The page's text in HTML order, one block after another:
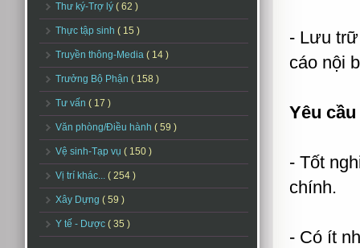
Thư ký-Trợ lý ( 62 )
Thực tập sinh ( 15 )
Truyền thông-Media ( 14 )
Trưởng Bộ Phận ( 158 )
Tư vấn ( 17 )
Văn phòng/Điều hành ( 59 )
Vệ sinh-Tạp vụ ( 150 )
Vị trí khác... ( 254 )
Xây Dựng ( 59 )
Y tế - Dược ( 35 )
- Lưu
cáo nội
Yêu
- Tốt
chính.
- Có ít